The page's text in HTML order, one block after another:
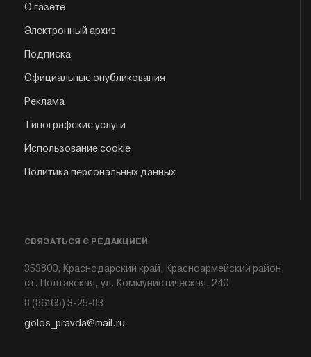
О газете
Электронный архив
Подписка
Официальные опубликования
Реклама
Типографские услуги
Использование cookie
Политика персональных данных
СВЯЗАТЬСЯ С РЕДАКЦИЕЙ
353800, Краснодарский край, Красноармейский район,
ст. Полтавская, ул. Коммунистическая, 240
8 (86165) 3-25-83
golos_pravda@mail.ru